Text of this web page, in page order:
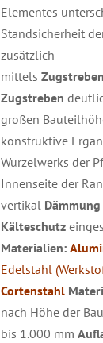
Elementes
Standsicherheit
zusätzlich
mittels Zugstreben
Zugstreben
großen
konstruktive
Wurzelwerks der
Innenseite der
vertikal
Kälteschutz
Materialien:
Edelstahl
Cortenstahl
nach Höhe der
bis 1.000 mm